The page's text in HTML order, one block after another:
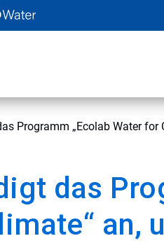
Programm „Ecolab Water
das
an,